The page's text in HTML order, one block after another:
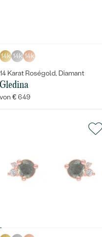
14k 14k 14k
14 Karat Roségold, Diamant
Gledina
von € 649